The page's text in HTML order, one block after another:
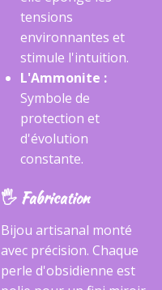
tensions
environnantes et
stimule l'intuition.
L'Ammonite :
Symbole de
protection et
d'évolution
constante.
​🖐️ Fabrication
​Bijou artisanal monté
avec précision. Chaque
perle d'obsidienne est